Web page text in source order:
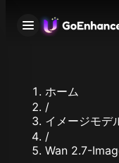
ホーム
/
イメージモデ
/
Wan 2.7-